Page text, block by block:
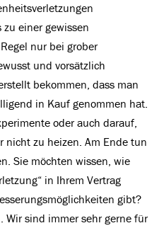
einer gewissen
nur bei grober
und vorsätzlich
bekommen, dass man
in Kauf genommen hat.
oder auch darauf,
nicht zu heizen. Am Ende tun
Sie möchten wissen, wie
in Ihrem Vertrag
gibt?
Wir sind immer sehr gerne für